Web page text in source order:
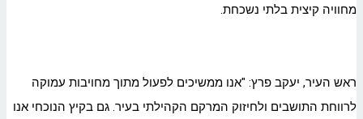
מחוויה קיצית בלתי נשכחת.
ראש העיר, יעקב פרץ: "אנו ממשיכים לפעול מתוך מחויבות עמוקה
לרווחת התושבים ולחיזוק המרקם הקהילתי בעיר. גם בקיץ הנוכחי אנו